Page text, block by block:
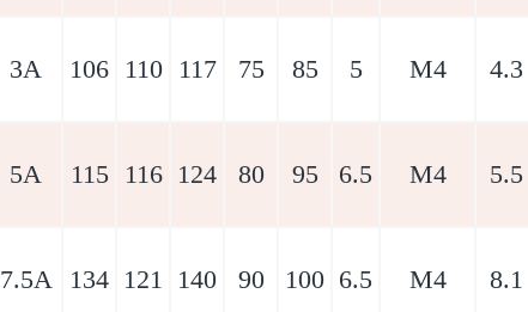
3A 106 110 117 75 85 5 M4 4.3
5A 115 116 124 80 95 6.5 M4 5.5
7.5A 134 121 140 90 100 6.5 M4 8.1